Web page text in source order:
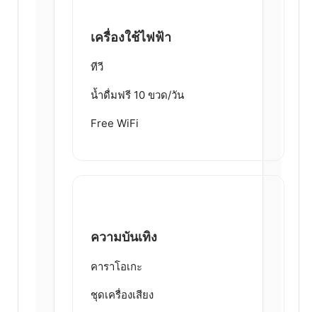
เครื่องใช้ไฟฟ้า
ทีวี
น้ำดื่มฟรี 10 ขวด/วัน
Free WiFi
ความบันเทิง
คาราโอเกะ
ชุดเครื่องเสียง